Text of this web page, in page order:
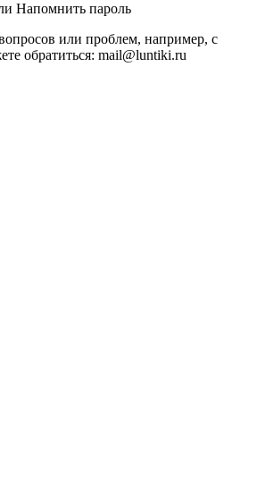
Напомнить пароль
или проблем, например, с
обратиться: mail@luntiki.ru